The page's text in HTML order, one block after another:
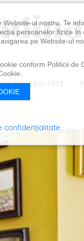
ul nostru. Te
persoanelor fizice
pe Website-ul
conform Politicii de
confidențialitate